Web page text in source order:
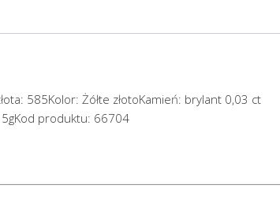
585Kolor: Żółte złotoKamień: brylant 0,03 ct
produktu: 66704